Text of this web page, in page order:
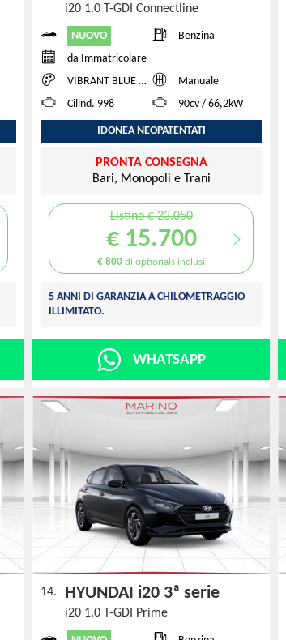
i20 1.0 T-GDI Connectline
NUOVO
Benzina
da Immatricolare
VIBRANT BLUE TWO TONE
Manuale
Cilind. 998
90cv / 66,2kW
IDONEA NEOPATENTATI
PRONTA CONSEGNA
Bari, Monopoli e Trani
Listino € 23.050
€ 15.700
€ 800 di optionals inclusi
5 ANNI DI GARANZIA A CHILOMETRAGGIO
ILLIMITATO.
WHATSAPP
14. HYUNDAI i20 3ª serie
i20 1.0 T-GDI Prime